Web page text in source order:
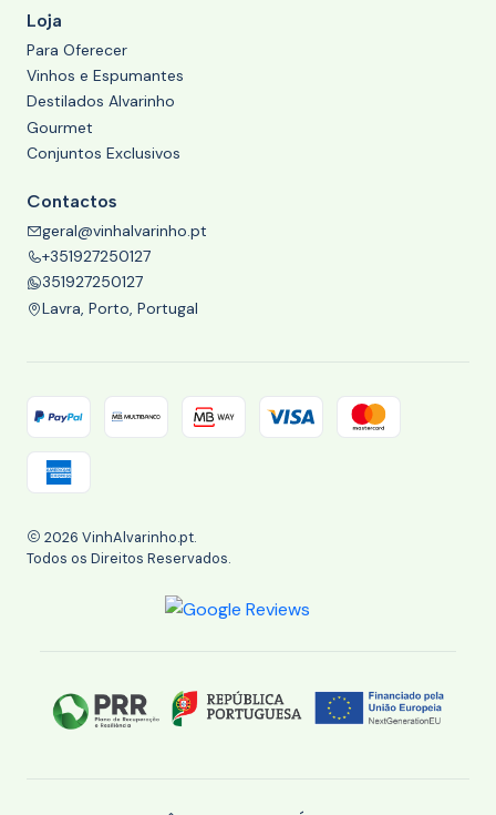
Loja
Para Oferecer
Vinhos e Espumantes
Destilados Alvarinho
Gourmet
Conjuntos Exclusivos
Contactos
geral@vinhalvarinho.pt
+351927250127
351927250127
Lavra, Porto, Portugal
2026 VinhAlvarinho.pt.
Todos os Direitos Reservados.